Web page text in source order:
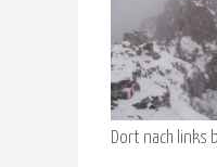
Dort nach links